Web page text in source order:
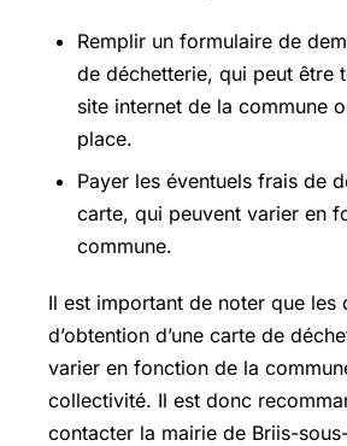
Remplir un formulaire de
de déchetterie, qui peut être
site internet de la commune
place.
Payer les éventuels frais de
carte, qui peuvent varier en
commune.
Il est important de noter que les
d’obtention d’une carte de
varier en fonction de la
collectivité. Il est donc
contacter la mairie de Briis-